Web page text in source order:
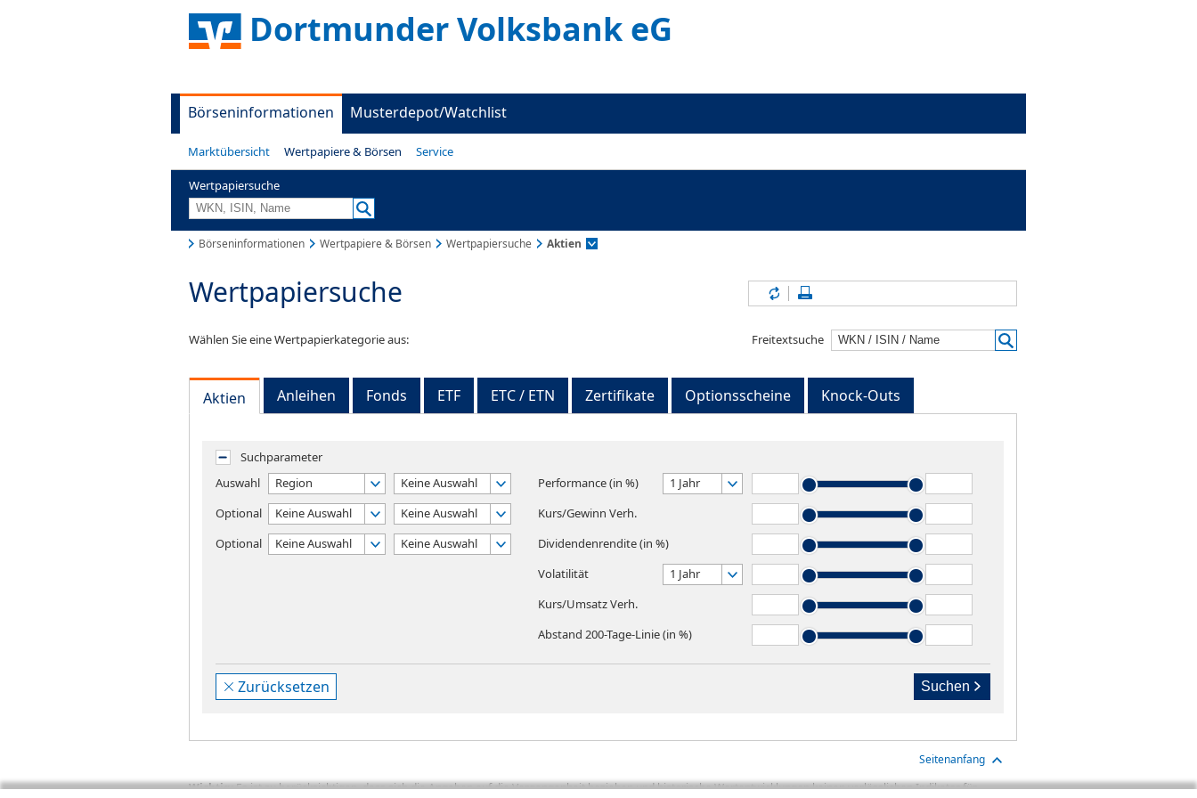
Dortmunder Volksbank eG
Börseninformationen Musterdepot/Watchlist
Marktübersicht Wertpapiere & Börsen Service
Wertpapiersuche
Börseninformationen Wertpapiere & Börsen Wertpapiersuche Aktien
Wertpapiersuche Inhalte aktualisieren
Wählen Sie eine Wertpapierkategorie aus: Freitextsuche
Aktien Anleihen Fonds ETF ETC / ETN Zertifikate Optionsscheine Knock-Outs
Suchparameter
Auswahl
Region
Keine Auswahl
Optional
Keine Auswahl
Keine Auswahl
Optional
Keine Auswahl Keine Auswahl
Performance (in %)
1 Jahr
Kurs/Gewinn Verh.
Dividendenrendite (in %)
Volatilität
1 Jahr
Kurs/Umsatz Verh.
Abstand 200-Tage-Linie (in %)
Suchen
Zurücksetzen
Seitenanfang
Wichtig:Es ist zu berücksichtigen, dass sich die Angaben auf die Vergangenheit beziehen und historische Wertentwicklungen keinen verlässlichen Indikator für